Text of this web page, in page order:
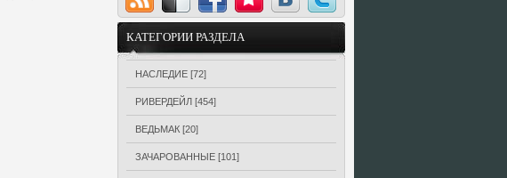
КАТЕГОРИИ РАЗДЕЛА
НАСЛЕДИЕ [72]
РИВЕРДЕЙЛ [454]
ВЕДЬМАК [20]
ЗАЧАРОВАННЫЕ [101]